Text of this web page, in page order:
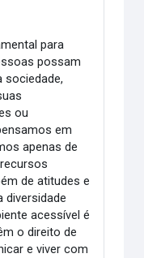
para
possam
sociedade,
ou
em
apenas de
de atitudes e
diversidade
acessível é
o direito de
e viver com